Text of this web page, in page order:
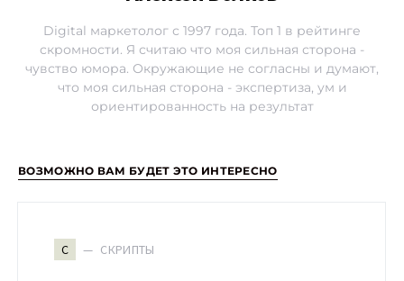
Digital маркетолог с 1997 года. Топ 1 в рейтинге
скромности. Я считаю что моя сильная сторона -
чувство юмора. Окружающие не согласны и думают,
что моя сильная сторона - экспертиза, ум и
ориентированность на результат
ВОЗМОЖНО ВАМ БУДЕТ ЭТО ИНТЕРЕСНО
С СКРИПТЫ